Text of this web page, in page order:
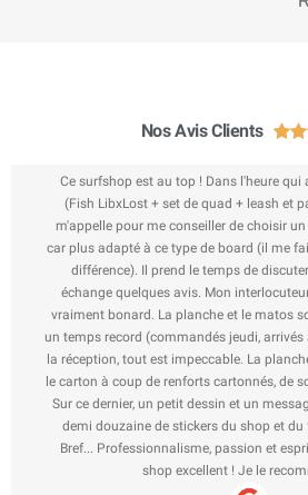
Nos Avis Clients 
Ce surfshop est au top ! Dans l'heure
(Fish LibxLost + set de quad + leash et
m'appelle pour me conseiller de choisir
car plus adapté à ce type de board (il me
différence). Il prend le temps de
échange quelques avis. Mon
vraiment bonard. La planche et le matos
un temps record (commandés jeudi,
la réception, tout est impeccable. La
le carton à coup de renforts cartonnés, de
Sur ce dernier, un petit dessin et un
demi douzaine de stickers du shop et
Bref... Professionnalisme, passion et
shop excellent ! Je le